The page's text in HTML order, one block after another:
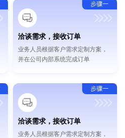
洽谈需求，接收订单
业务人员根据客户需求定制方案，
并在公司内部系统完成订单
步骤一
洽谈需求，接收订单
业务人员根据客户需求定制方案，
步骤一